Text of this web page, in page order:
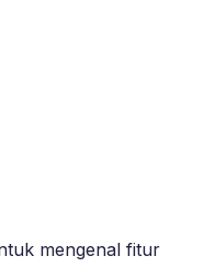
mengenal fitur